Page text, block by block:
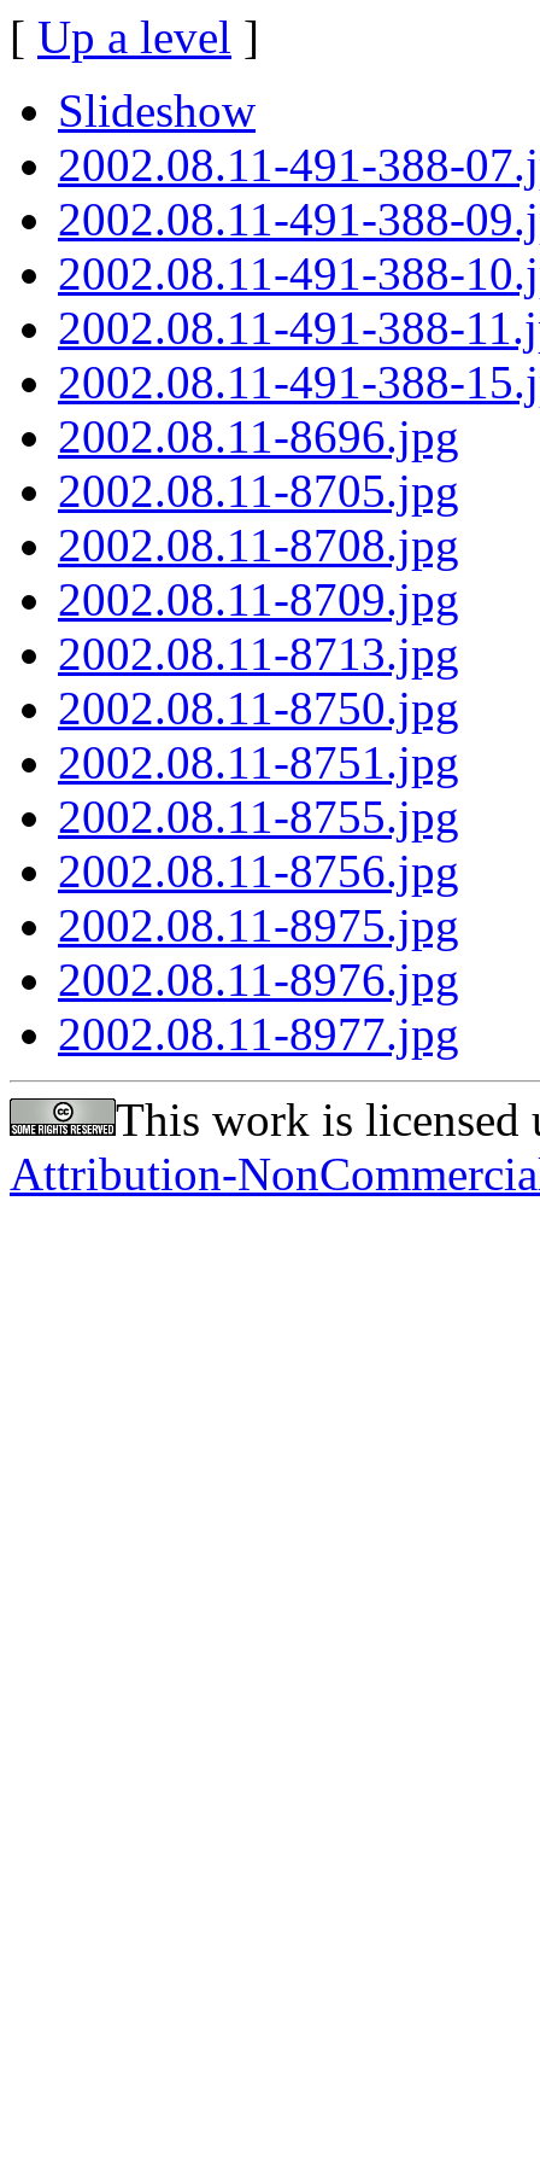
[ Up a level ]
Slideshow
2002.08.11-491-388-
2002.08.11-491-388-
2002.08.11-491-388-
2002.08.11-491-388-
2002.08.11-491-388-
2002.08.11-8696.jpg
2002.08.11-8705.jpg
2002.08.11-8708.jpg
2002.08.11-8709.jpg
2002.08.11-8713.jpg
2002.08.11-8750.jpg
2002.08.11-8751.jpg
2002.08.11-8755.jpg
2002.08.11-8756.jpg
2002.08.11-8975.jpg
2002.08.11-8976.jpg
2002.08.11-8977.jpg
This work is licensed
Attribution-